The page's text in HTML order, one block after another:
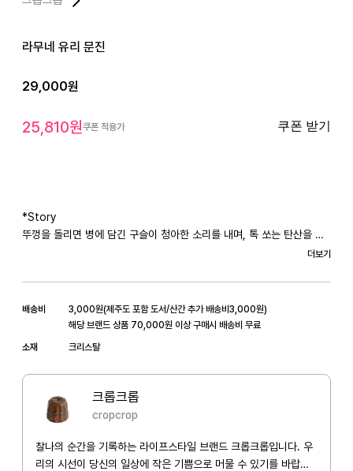
라무네 유리 문진
29,000원
25,810원쿠폰 적용가 쿠폰 받기
*Story
뚜껑을 돌리면 병에 담긴 구슬이 청아한 소리를 내며, 톡 쏘는 탄산을 쏟
에 담았습니다.
얼음물이 가득 담긴 대야와 그 위에 동동 떠 있는 시원한 라무네를 선물해
*Material
*Size
M_77 x 77mm (289.5g)
L_98 x 98mm (567.5g)
더보기
배송비 3,000원(제주도 포함 도서/산간 추가 배송비3,000원)
해당 브랜드 상품 70,000원 이상 구매시 배송비 무료
소재
크리스탈
크롭크롭
cropcrop
찰나의 순간을 기록하는 라이프스타일 브랜드 크롭크롭입니다. 우
리의 시선이 당신의 일상에 작은 기쁨으로 머물 수 있기를 바랍니